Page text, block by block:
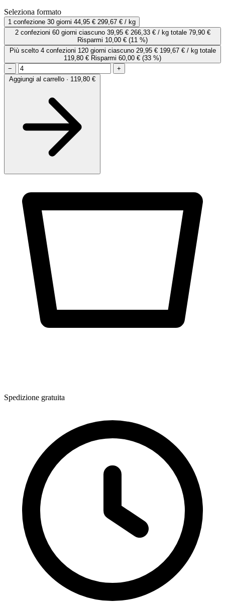
Seleziona formato
1 confezione 30 giorni 44,95 € 299,67 € / kg
2 confezioni 60 giorni ciascuno 39,95 € 266,33 € / kg totale 79,90 €
Risparmi 10,00 € (11 %)
Più scelto 4 confezioni 120 giorni ciascuno 29,95 € 199,67 € / kg totale
119,80 € Risparmi 60,00 € (33 %)
−
+
Aggiungi al carrello · 119,80 €
Spedizione gratuita